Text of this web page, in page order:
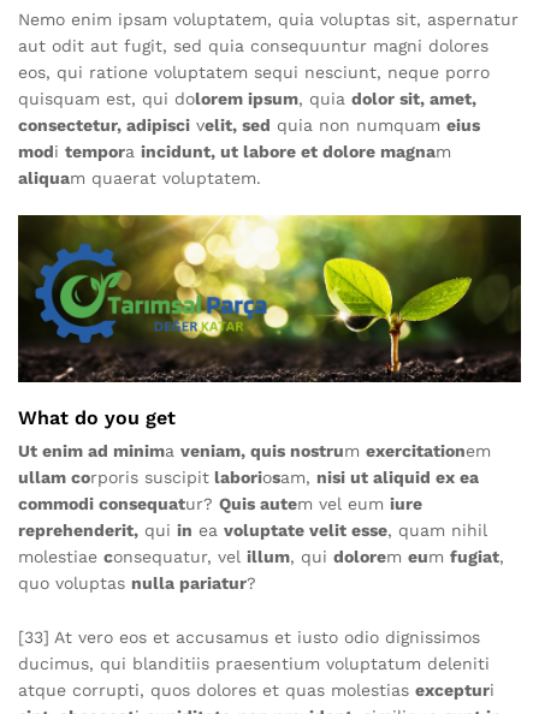
Nemo enim ipsam voluptatem, quia voluptas sit, aspernatur
aut odit aut fugit, sed quia consequuntur magni dolores
eos, qui ratione voluptatem sequi nesciunt, neque porro
quisquam est, qui dolorem ipsum, quia dolor sit, amet,
consectetur, adipisci velit, sed quia non numquam eius
modi tempora incidunt, ut labore et dolore magnam
aliquam quaerat voluptatem.
What do you get
Ut enim ad minima veniam, quis nostrum exercitationem
ullam corporis suscipit laboriosam, nisi ut aliquid ex ea
commodi consequatur? Quis autem vel eum iure
reprehenderit, qui in ea voluptate velit esse, quam nihil
molestiae consequatur, vel illum, qui dolorem eum fugiat,
quo voluptas nulla pariatur?
[33] At vero eos et accusamus et iusto odio dignissimos
ducimus, qui blanditiis praesentium voluptatum deleniti
atque corrupti, quos dolores et quas molestias excepturi